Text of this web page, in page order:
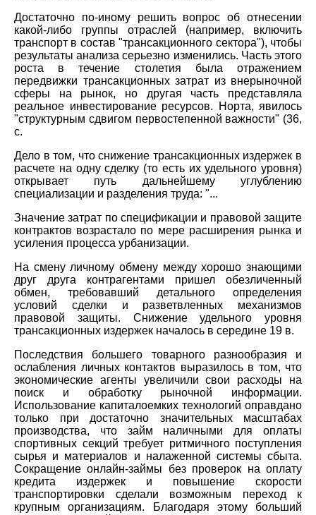
Достаточно по-иному решить вопрос об отнесении
какой-либо группы отраслей (например, включить
транспорт в состав "трансакционного сектора"), чтобы
результаты анализа серьезно изменились. Часть этого
роста в течение столетия была отражением
передвижки трансакционных затрат из внерыночной
сферы на рынок, но другая часть представляла
реальное инвестирование ресурсов. Норта, явилось
"структурным сдвигом первостепенной важности" (36,
с.
Дело в том, что снижение трансакционных издержек в
расчете на одну сделку (то есть их удельного уровня)
открывает путь дальнейшему углублению
специализации и разделения труда: "...
Значение затрат по спецификации и правовой защите
контрактов возрастало по мере расширения рынка и
усиления процесса урбанизации.
На смену личному обмену между хорошо знающими
друг друга контрагентами пришел обезличенный
обмен, требовавший детального определения
условий сделки и разветвленных механизмов
правовой защиты. Снижение удельного уровня
трансакционных издержек началось в середине 19 в.
Последствия большего товарного разнообразия и
ослабления личных контактов выразилось в том, что
экономические агенты увеличили свои расходы на
поиск и обработку рыночной информации.
Использование капиталоемких технологий оправдано
только при достаточно значительных масштабах
производства, что займ наличными для оплаты
спортивных секций требует ритмичного поступления
сырья и материалов и налаженной системы сбыта.
Сокращение онлайн-займы без проверок на оплату
кредита издержек и повышение скорости
транспортировки сделали возможным переход к
крупным организациям. Благодаря этому больший